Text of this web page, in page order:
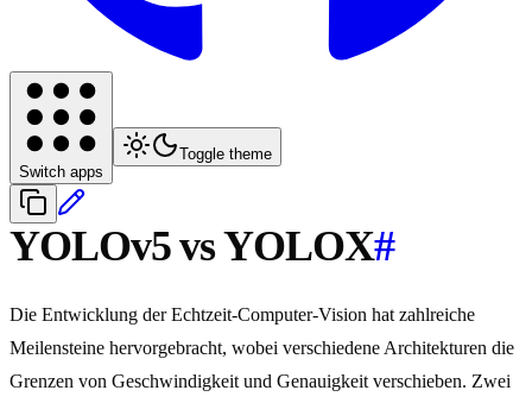
Switch apps
Toggle theme
YOLOv5 vs YOLOX#
Die Entwicklung der Echtzeit-Computer-Vision hat zahlreiche
Meilensteine hervorgebracht, wobei verschiedene Architekturen die
Grenzen von Geschwindigkeit und Genauigkeit verschieben. Zwei